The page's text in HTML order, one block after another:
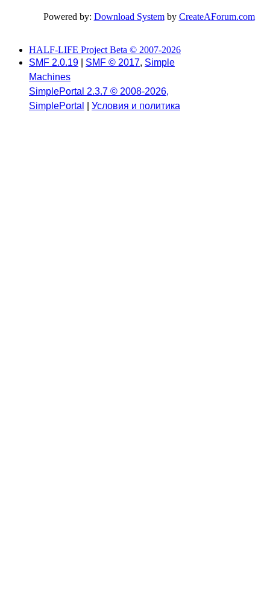
Powered by: Download Systemby CreateAForum.com
HALF-LIFE Project Beta © 2007-2026
SMF 2.0.19
SMF © 2017, Simple
Machines
SimplePortal 2.3.7 © 2008-2026,
SimplePortal
Условия и политика